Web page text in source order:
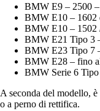
BMW E9 – 2500
BMW E10 – 1602
BMW E10 – 1502
BMW E21 Tipo 3
BMW E23 Tipo 7
BMW E28 – fino
BMW Serie 6
A seconda del modello,
o a perno di rettifica.